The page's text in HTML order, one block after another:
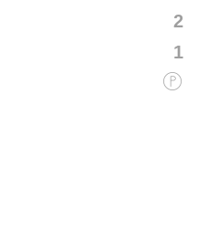
2
1